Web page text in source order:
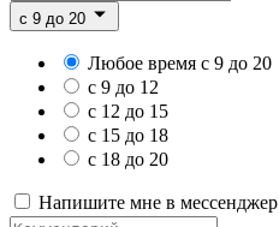
c 9 до 20
Любое время с 9 до 20
с 9 до 12
с 12 до 15
с 15 до 18
с 18 до 20
Напишите мне в мессенджер